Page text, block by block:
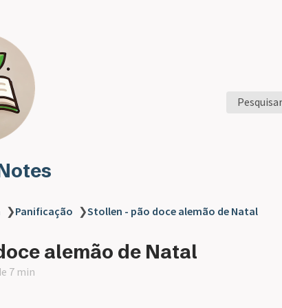
❯Panificação ❯Stollen - pão doce alemão de Natal
alemão de Natal
7 min